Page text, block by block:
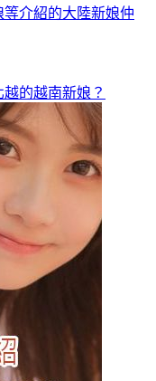
介紹的大陸新娘仲
的越南新娘？